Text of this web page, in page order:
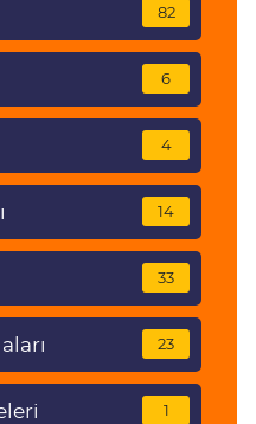
82
6
4
14
33
23
1